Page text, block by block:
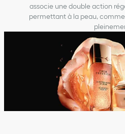
associe une double action
permettant à la peau, comme